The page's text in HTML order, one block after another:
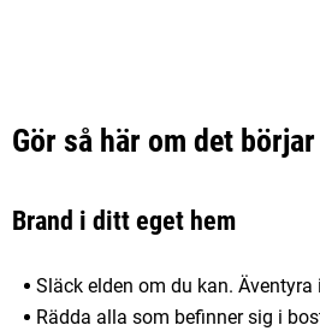
Gör så här om det
Brand i ditt eget hem
Släck elden om du kan. Äventyra
Rädda alla som befinner sig i